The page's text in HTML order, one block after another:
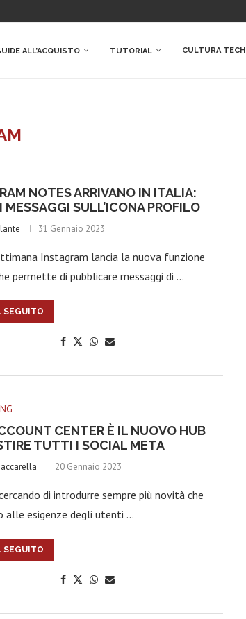
ALL’ACQUISTO TUTORIAL CULTURA TECH
NOTES ARRIVANO IN ITALIA:
MESSAGGI SULL’ICONA PROFILO
31 Gennaio 2023
Instagram lancia la nuova funzione
permette di pubblicare messaggi di …
SEGUITO
CENTER È IL NUOVO HUB
TUTTI I SOCIAL META
20 Gennaio 2023
di introdurre sempre più novità che
alle esigenze degli utenti …
SEGUITO